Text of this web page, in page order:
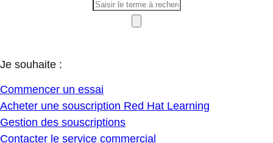
Je souhaite :
Commencer un essai
Acheter une souscription Red Hat Learning
Gestion des souscriptions
Contacter le service commercial